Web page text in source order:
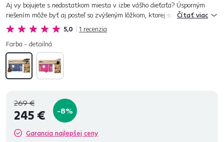
5,0 1 recenzia
Aj vy bojujete s nedostatkom miesta v izbe vášho dieťaťa? Úsporným
riešením môže byť aj posteľ so zvýšeným lôžkom, ktorej súčasťou je aj PC
stôl s regálom. Keď je navyše tá posteľ taká pekná, účelná,...
Čítať viac
Farba - detailná
269 €
245 € -8%
Garancia najlepšej ceny